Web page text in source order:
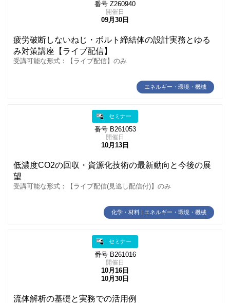
番号 Z260940
開催日
09月30日
疲労破断しないねじ・ボルト締結体の設計実務とゆる
み対策講座【ライブ配信】
受講可能な形式：【ライブ配信】のみ
エネルギー・環境・機械
セミナー
番号 B261053
開催日
10月13日
低濃度CO2の回収・資源化技術の最新動向と今後の展
望
受講可能な形式：【ライブ配信(見逃し配信付)】のみ
化学・材料 | エネルギー・環境・機械
セミナー
番号 B261016
開催日
10月16日
10月30日
流体解析の基礎と実務での活用例